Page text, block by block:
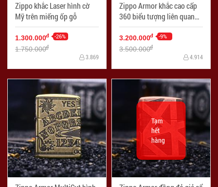
Zippo khắc Laser hình cờ
Mỹ trên miếng ốp gỗ
1.300.000đ -26%
1.750.000đ
3.869
Zippo Armor khắc cao cấp
360 biểu tượng liên quan
đến hàng hải bao quanh cả
4 mặt
3.200.000đ -9%
3.500.000đ
4.914
Tạm
hết
hàng